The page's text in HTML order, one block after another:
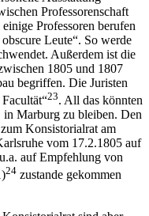
Professorenschaft
Professoren berufen
Leute“. So werde
Außerdem ist die
1805 und 1807
begriffen. Die Juristen
23. All das könnten
in Marburg zu bleiben. Den
Konsistorialrat am
vom 17.2.1805 auf
auf Empfehlung von
24 zustande gekommen